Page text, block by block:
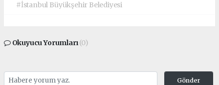
#İstanbul Büyükşehir Belediyesi
Okuyucu Yorumları(0)
Gönder